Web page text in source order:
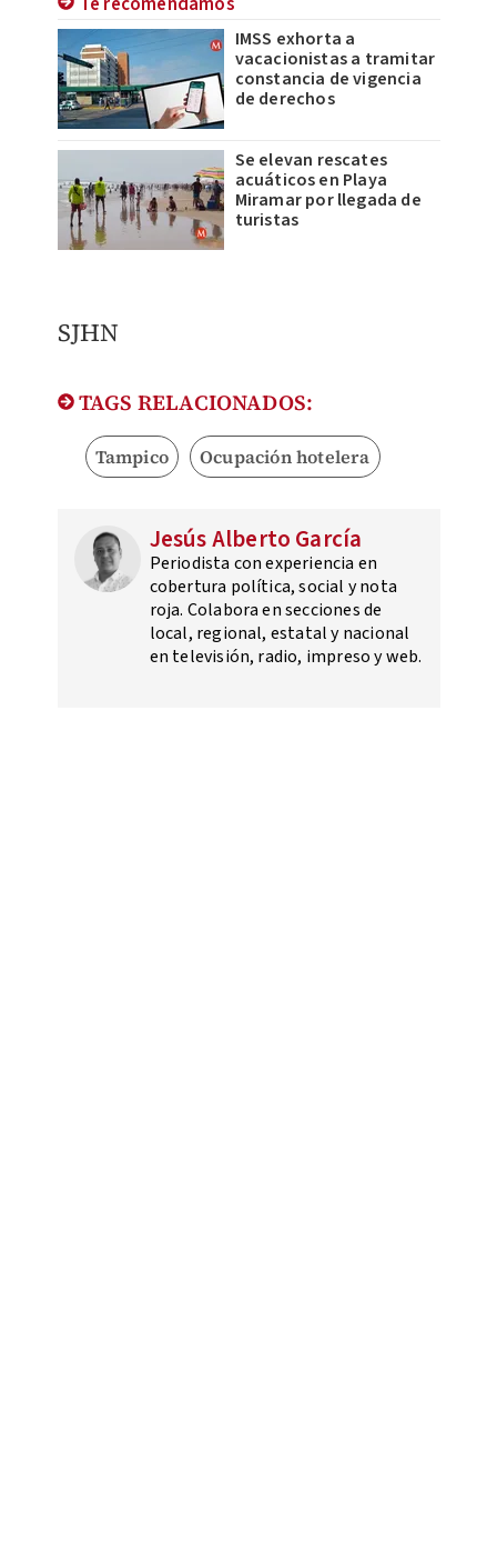
IMSS exhorta a
vacacionistas a tramitar
constancia de vigencia
de derechos
Se elevan rescates
acuáticos en Playa
Miramar por llegada de
turistas
SJHN
TAGS RELACIONADOS:
Tampico Ocupación hotelera
Jesús Alberto García
Periodista con experiencia en
cobertura política, social y nota
roja. Colabora en secciones de
local, regional, estatal y nacional
en televisión, radio, impreso y web.